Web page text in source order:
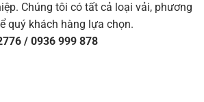
Chúng tôi có tất cả loại vải, phương
quý khách hàng lựa chọn.
/ 0936 999 878